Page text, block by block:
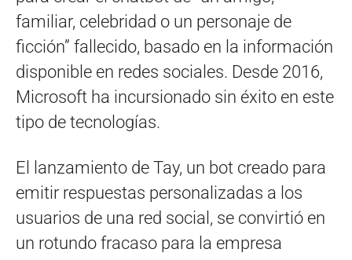
familiar, celebridad o un personaje de
ficción” fallecido, basado en la información
disponible en redes sociales. Desde 2016,
Microsoft ha incursionado sin éxito en este
tipo de tecnologías.
El lanzamiento de Tay, un bot creado para
emitir respuestas personalizadas a los
usuarios de una red social, se convirtió en
un rotundo fracaso para la empresa